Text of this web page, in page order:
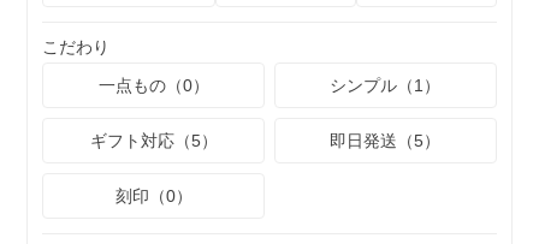
こだわり
一点もの（0）
シンプル（1）
ギフト対応（5） 即日発送（5）
刻印（0）